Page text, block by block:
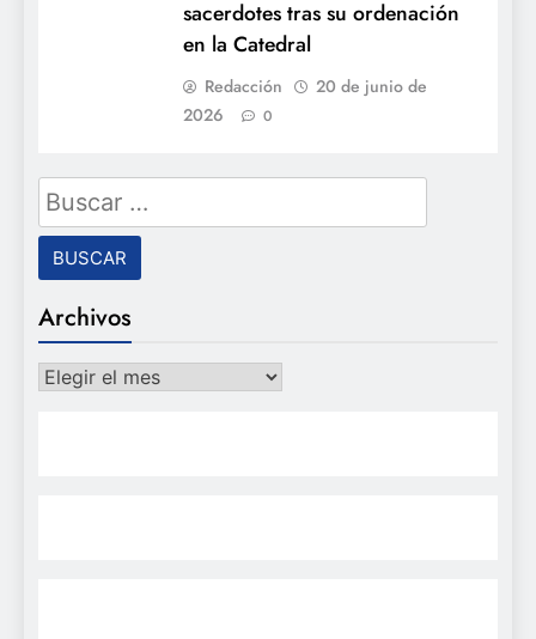
sacerdotes tras su ordenación
en la Catedral
Redacción
20 de junio de
2026
0
Buscar:
Archivos
Archivos